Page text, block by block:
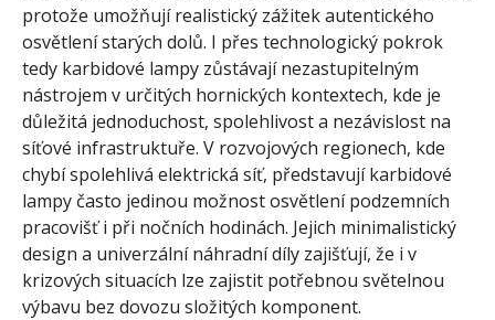
protože umožňují realistický zážitek autentického
osvětlení starých dolů. I přes technologický pokrok
tedy karbidové lampy zůstávají nezastupitelným
nástrojem v určitých hornických kontextech, kde je
důležitá jednoduchost, spolehlivost a nezávislost na
síťové infrastruktuře. V rozvojových regionech, kde
chybí spolehlivá elektrická síť, představují karbidové
lampy často jedinou možnost osvětlení podzemních
pracovišť i při nočních hodinách. Jejich minimalistický
design a univerzální náhradní díly zajišťují, že i v
krizových situacích lze zajistit potřebnou světelnou
výbavu bez dovozu složitých komponent.